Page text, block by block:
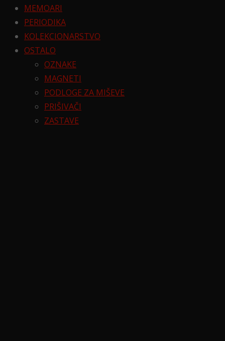
MEMOARI
PERIODIKA
KOLEKCIONARSTVO
OSTALO
OZNAKE
MAGNETI
PODLOGE ZA MIŠEVE
PRIŠIVAČI
ZASTAVE